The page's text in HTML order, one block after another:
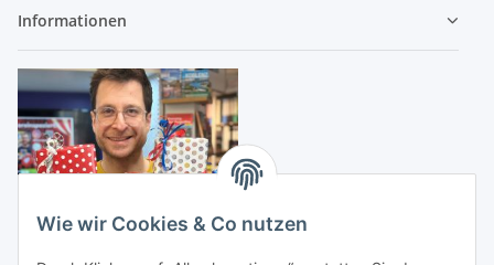
Informationen
Wie wir Cookies & Co nutzen